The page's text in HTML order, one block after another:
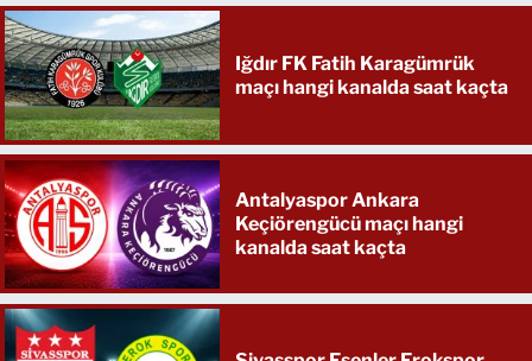
Iğdır FK Fatih Karagümrük
maçı hangi kanalda saat kaçta
Antalyaspor Ankara
Keçiörengücü maçı hangi
kanalda saat kaçta